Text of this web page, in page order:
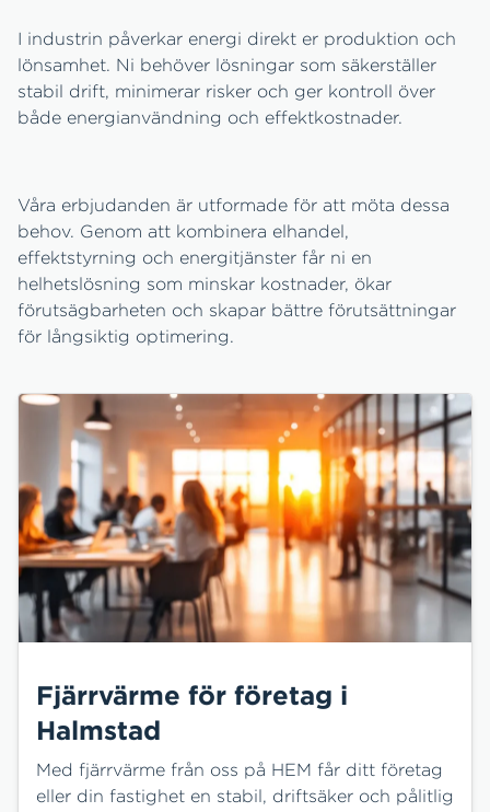
I industrin påverkar energi direkt er produktion och
lönsamhet. Ni behöver lösningar som säkerställer
stabil drift, minimerar risker och ger kontroll över
både energianvändning och effektkostnader.
Våra erbjudanden är utformade för att möta dessa
behov. Genom att kombinera elhandel,
effektstyrning och energitjänster får ni en
helhetslösning som minskar kostnader, ökar
förutsägbarheten och skapar bättre förutsättningar
för långsiktig optimering.
Fjärrvärme för företag i
Halmstad
Med fjärrvärme från oss på HEM får ditt företag
eller din fastighet en stabil, driftsäker och pålitlig